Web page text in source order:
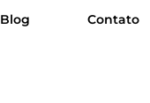
Blog Contato